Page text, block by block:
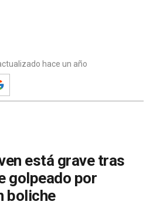
hace un año
está grave tras
golpeado por
boliche